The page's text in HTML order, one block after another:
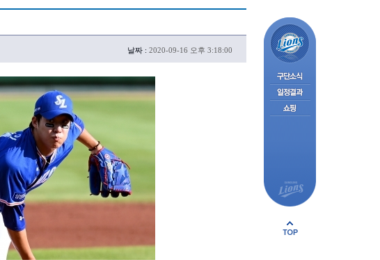
날짜 : 2020-09-16 오후 3:18:00